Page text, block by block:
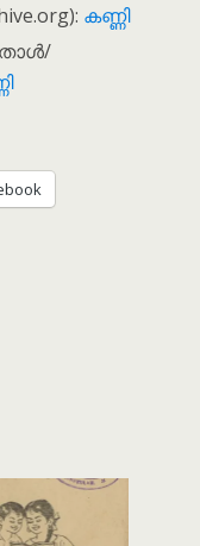
കണ്ണി